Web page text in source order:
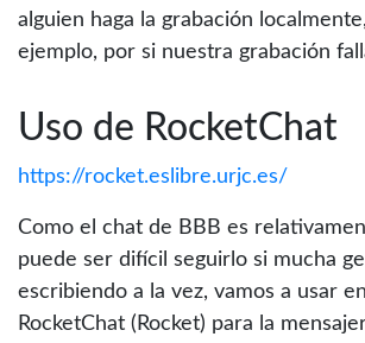
alguien haga la grabación
ejemplo, por si nuestra grabación
Uso de RocketChat
https://rocket.eslibre.urjc.es/
Como el chat de BBB es
puede ser difícil seguirlo si mucha
escribiendo a la vez, vamos a usar
RocketChat (Rocket) para la